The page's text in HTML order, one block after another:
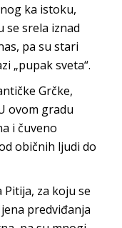
ka istoku,
se srela iznad
pa su stari
„pupak sveta“.
Grčke,
ovom gradu
i čuveno
običnih ljudi do
za koju se
predviđanja